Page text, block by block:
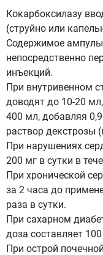
Кокарбоксилазу
(струйно или
Содержимое
непосредственно
инъекций.
При внутривенном
доводят до 10-20
400 мл, добавляя
раствор декстрозы
При нарушениях
200 мг в сутки в
При хронической
за 2 часа до
раза в сутки.
При сахарном
доза составляет
При острой